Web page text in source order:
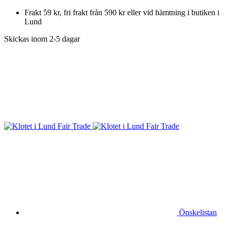
Frakt 59 kr, fri frakt från 590 kr eller vid hämtning i butiken i
Lund
Skickas inom 2-5 dagar
Önskelistan